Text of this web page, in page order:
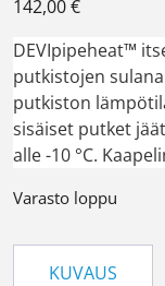
142,00€
DEVIpipeheat™
putkistojen
putkiston
sisäiset putket
alle -10 °C.
Varasto loppu
KUVAUS